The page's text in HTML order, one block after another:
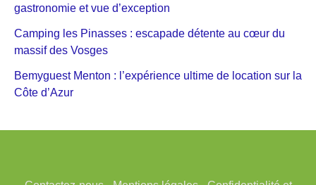
gastronomie et vue d’exception
Camping les Pinasses : escapade détente au cœur du
massif des Vosges
Bemyguest Menton : l’expérience ultime de location sur la
Côte d’Azur